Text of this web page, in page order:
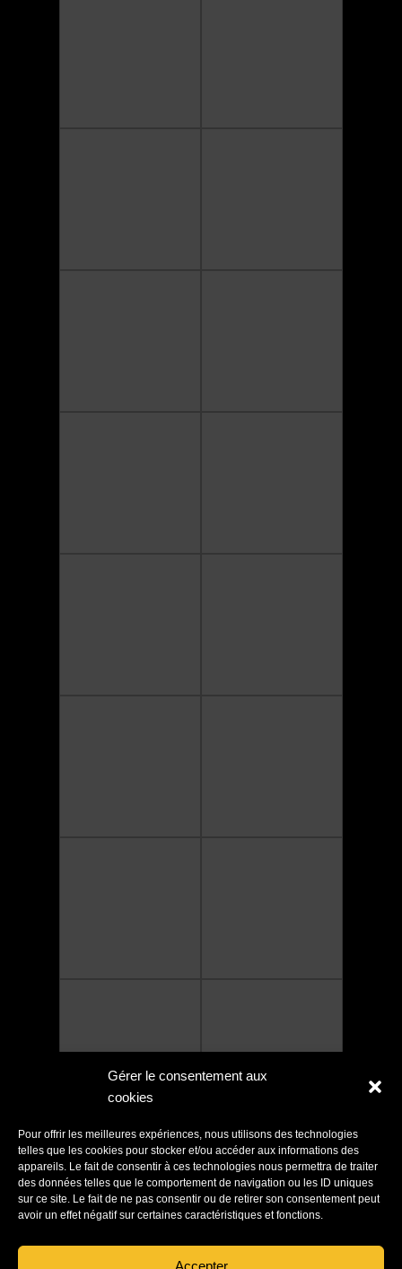
Gérer le consentement aux
cookies
Pour offrir les meilleures expériences, nous utilisons des technologies
telles que les cookies pour stocker et/ou accéder aux informations des
appareils. Le fait de consentir à ces technologies nous permettra de traiter
des données telles que le comportement de navigation ou les ID uniques
sur ce site. Le fait de ne pas consentir ou de retirer son consentement peut
avoir un effet négatif sur certaines caractéristiques et fonctions.
Accepter